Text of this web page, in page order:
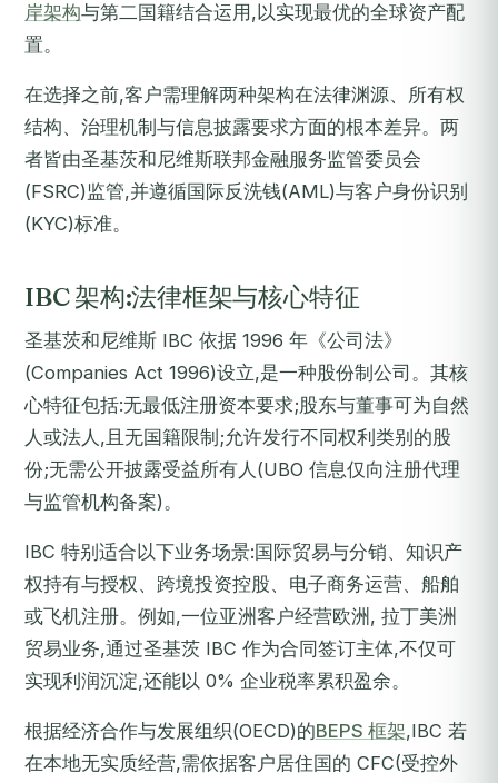
岸架构与第二国籍结合运用,以实现最优的全球资产配
置。
在选择之前,客户需理解两种架构在法律渊源、所有权
结构、治理机制与信息披露要求方面的根本差异。两
者皆由圣基茨和尼维斯联邦金融服务监管委员会
(FSRC)监管,并遵循国际反洗钱(AML)与客户身份识别
(KYC)标准。
IBC 架构:法律框架与核心特征
圣基茨和尼维斯 IBC 依据 1996 年《公司法》
(Companies Act 1996)设立,是一种股份制公司。其核
心特征包括:无最低注册资本要求;股东与董事可为自然
人或法人,且无国籍限制;允许发行不同权利类别的股
份;无需公开披露受益所有人(UBO 信息仅向注册代理
与监管机构备案)。
IBC 特别适合以下业务场景:国际贸易与分销、知识产
权持有与授权、跨境投资控股、电子商务运营、船舶
或飞机注册。例如,一位亚洲客户经营欧洲, 拉丁美洲
贸易业务,通过圣基茨 IBC 作为合同签订主体,不仅可
实现利润沉淀,还能以 0% 企业税率累积盈余。
根据经济合作与发展组织(OECD)的BEPS 框架,IBC 若
在本地无实质经营,需依据客户居住国的 CFC(受控外